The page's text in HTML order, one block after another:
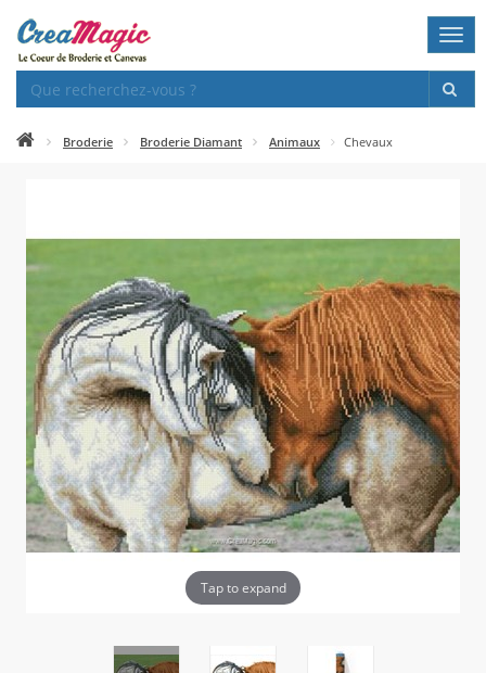
Broderie Broderie Diamant Animaux Chevaux
Tap to expand